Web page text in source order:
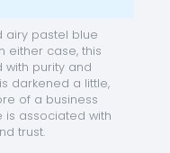
airy pastel blue
either case, this
with purity and
darkened a little,
of a business
is associated with
trust.